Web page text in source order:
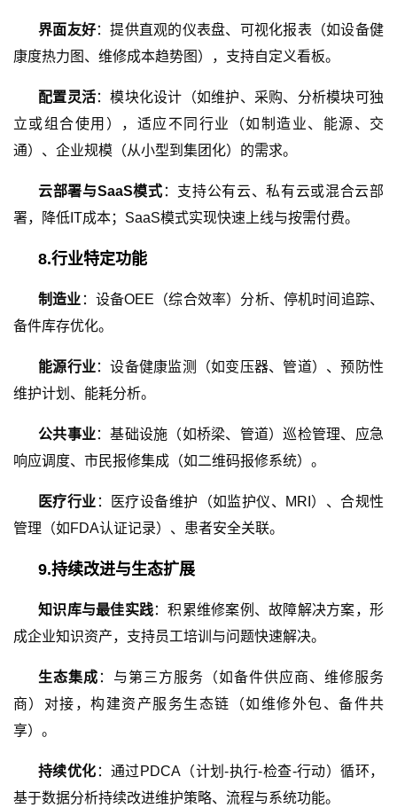
界面友好：提供直观的仪表盘、可视化报表（如设备健
康度热力图、维修成本趋势图），支持自定义看板。
配置灵活：模块化设计（如维护、采购、分析模块可独
立或组合使用），适应不同行业（如制造业、能源、交
通）、企业规模（从小型到集团化）的需求。
云部署与SaaS模式 ：支持公有云、私有云或混合云部
署，降低IT成本；SaaS模式实现快速上线与按需付费。
8.行业特定功能
制造业 ：设备OEE（综合效率）分析、停机时间追踪、
备件库存优化。
能源行业：设备健康监测（如变压器、管道）、预防性
维护计划、能耗分析。
公共事业：基础设施（如桥梁、管道）巡检管理、应急
响应调度、市民报修集成（如二维码报修系统）。
医疗行业 ：医疗设备维护（如监护仪、MRI）、合规性
管理（如FDA认证记录）、患者安全关联。
9.持续改进与生态扩展
知识库与最佳实践：积累维修案例、故障解决方案，形
成企业知识资产，支持员工培训与问题快速解决。
生态集成 ：与第三方服务（如备件供应商、维修服务
商）对接，构建资产服务生态链（如维修外包、备件共
享）。
持续优化 ：通过PDCA（计划-执行-检查-行动）循环，
基于数据分析持续改进维护策略、流程与系统功能。